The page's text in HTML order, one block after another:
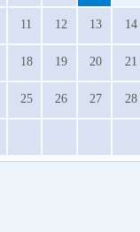
11 12 13 14
18 19 20 21
25 26 27 28